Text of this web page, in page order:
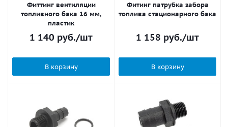
Фиттинг вентиляции
топливного бака 16 мм,
пластик
1 140 руб./шт
В корзину
Фитинг патрубка забора
топлива стационарного бака
1 158 руб./шт
В корзину